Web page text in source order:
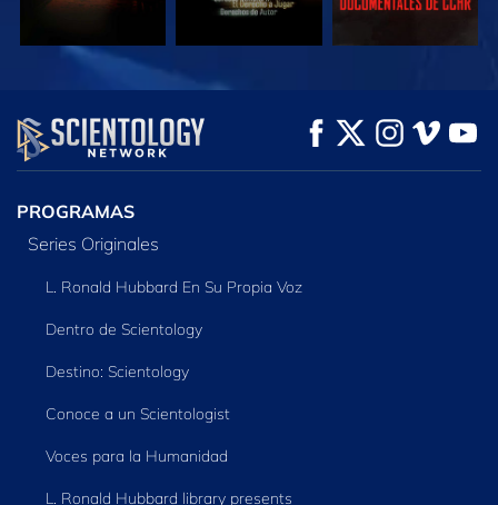
VE
EXPLORA LAS
SERIES
PROGRAMAS
Series Originales
L. Ronald Hubbard En Su Propia Voz
Dentro de Scientology
Destino: Scientology
Conoce a un Scientologist
Voces para la Humanidad
L. Ronald Hubbard library presents